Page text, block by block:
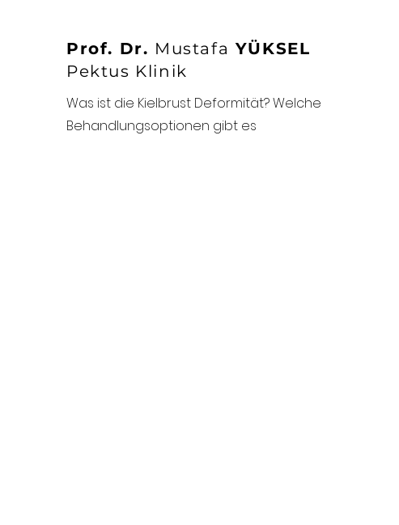
Prof. Dr. Mustafa YÜKSEL
Pektus Klinik
Was ist die Kielbrust Deformität? Welche
Behandlungsoptionen gibt es